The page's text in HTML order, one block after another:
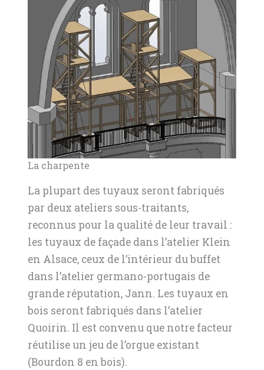
La charpente
La plupart des tuyaux seront fabriqués
par deux ateliers sous-traitants,
reconnus pour la qualité de leur travail :
les tuyaux de façade dans l’atelier Klein
en Alsace, ceux de l’intérieur du buffet
dans l’atelier germano-portugais de
grande réputation, Jann. Les tuyaux en
bois seront fabriqués dans l’atelier
Quoirin. Il est convenu que notre facteur
réutilise un jeu de l’orgue existant
(Bourdon 8 en bois).